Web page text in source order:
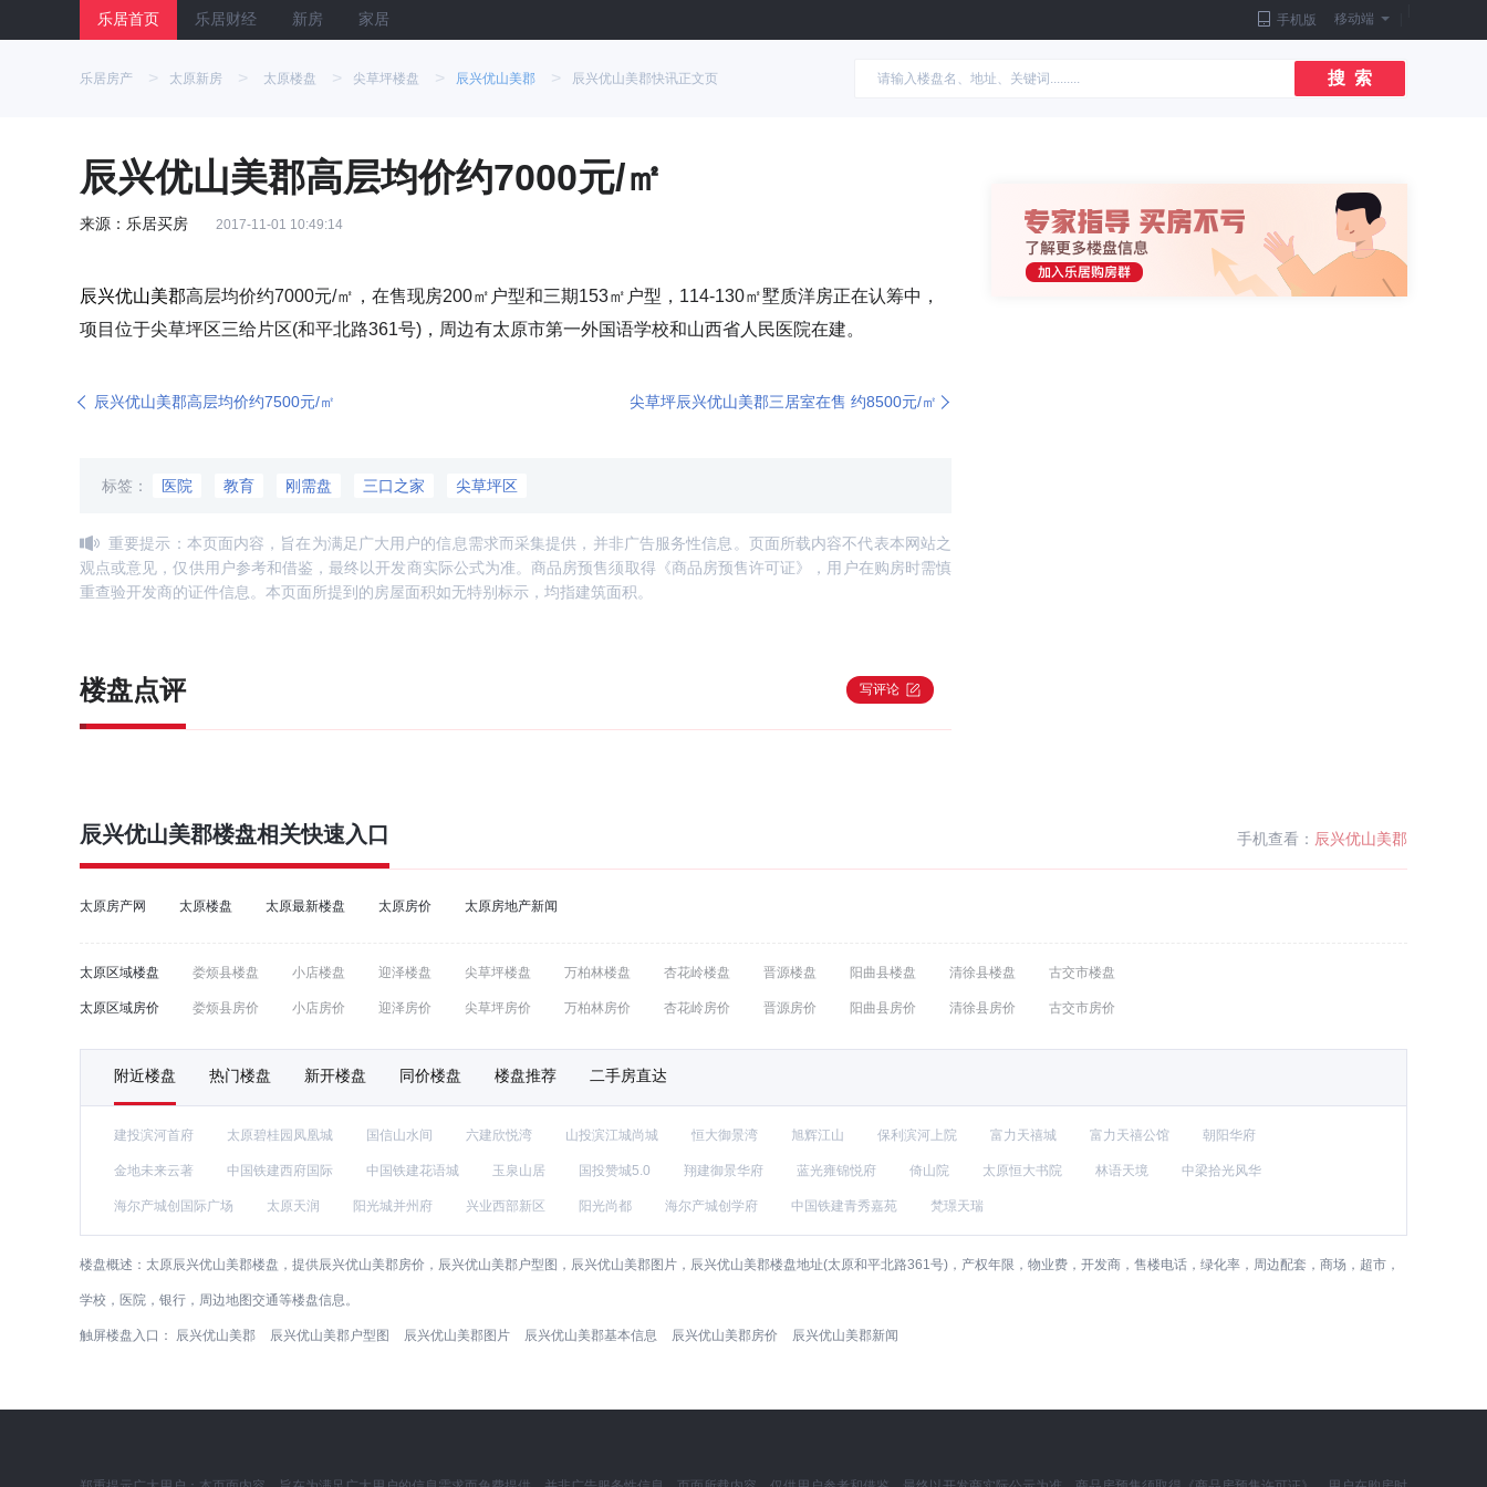
乐居首页 乐居财经 新房 家居 手机版 移动端
乐居房产 > 太原新房 > 太原楼盘 > 尖草坪楼盘 > 辰兴优山美郡 > 辰兴优山美郡快讯正文页 搜 索
辰兴优山美郡高层均价约7000元/㎡
来源：乐居买房 2017-11-01 10:49:14
辰兴优山美郡高层均价约7000元/㎡，在售现房200㎡户型和三期153㎡户型，114-130㎡墅质洋房正在认筹中，
项目位于尖草坪区三给片区(和平北路361号)，周边有太原市第一外国语学校和山西省人民医院在建。
辰兴优山美郡高层均价约7500元/㎡ 尖草坪辰兴优山美郡三居室在售 约8500元/㎡
标签： 医院 教育 刚需盘 三口之家 尖草坪区
重要提示：本页面内容，旨在为满足广大用户的信息需求而采集提供，并非广告服务性信息。页面所载内容不代表本网站之
观点或意见，仅供用户参考和借鉴，最终以开发商实际公式为准。商品房预售须取得《商品房预售许可证》，用户在购房时需慎
重查验开发商的证件信息。本页面所提到的房屋面积如无特别标示，均指建筑面积。
楼盘点评 写评论
辰兴优山美郡楼盘相关快速入口 手机查看： 辰兴优山美郡
太原房产网 太原楼盘 太原最新楼盘 太原房价 太原房地产新闻
太原区域楼盘 娄烦县楼盘 小店楼盘 迎泽楼盘 尖草坪楼盘 万柏林楼盘 杏花岭楼盘 晋源楼盘 阳曲县楼盘 清徐县楼盘 古交市楼盘
太原区域房价 娄烦县房价 小店房价 迎泽房价 尖草坪房价 万柏林房价 杏花岭房价 晋源房价 阳曲县房价 清徐县房价 古交市房价
附近楼盘 热门楼盘 新开楼盘 同价楼盘 楼盘推荐 二手房直达
建投滨河首府 太原碧桂园凤凰城 国信山水间 六建欣悦湾 山投滨江城尚城 恒大御景湾 旭辉江山 保利滨河上院 富力天禧城 富力天禧公馆 朝阳华府
金地未来云著 中国铁建西府国际 中国铁建花语城 玉泉山居 国投赞城5.0 翔建御景华府 蓝光雍锦悦府 倚山院 太原恒大书院 林语天境 中梁拾光风华
海尔产城创国际广场 太原天润 阳光城并州府 兴业西部新区 阳光尚都 海尔产城创学府 中国铁建青秀嘉苑 梵璟天瑞
楼盘概述： 太原辰兴优山美郡楼盘，提供辰兴优山美郡房价，辰兴优山美郡户型图，辰兴优山美郡图片，辰兴优山美郡楼盘地址(太原和平北路361号)，产权年限，物业费，开发商，售楼电话，绿化率，周边配套，商场，超市，
学校，医院，银行，周边地图交通等楼盘信息。
触屏楼盘入口： 辰兴优山美郡 辰兴优山美郡户型图 辰兴优山美郡图片 辰兴优山美郡基本信息 辰兴优山美郡房价 辰兴优山美郡新闻